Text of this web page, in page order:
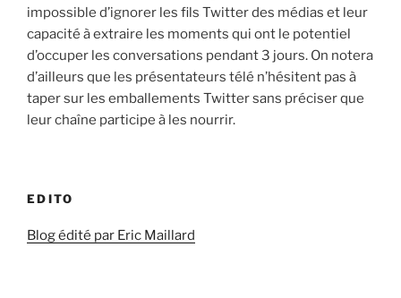
impossible d’ignorer les fils Twitter des médias et leur
capacité à extraire les moments qui ont le potentiel
d’occuper les conversations pendant 3 jours. On notera
d’ailleurs que les présentateurs télé n’hésitent pas à
taper sur les emballements Twitter sans préciser que
leur chaîne participe à les nourrir.
EDITO
Blog édité par Eric Maillard